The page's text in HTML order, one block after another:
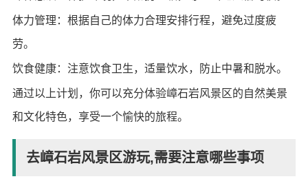
体力管理：根据自己的体力合理安排行程，避免过度疲
劳。
饮食健康：注意饮食卫生，适量饮水，防止中暑和脱水。
通过以上计划，你可以充分体验嶂石岩风景区的自然美景
和文化特色，享受一个愉快的旅程。
去嶂石岩风景区游玩,需要注意哪些事项